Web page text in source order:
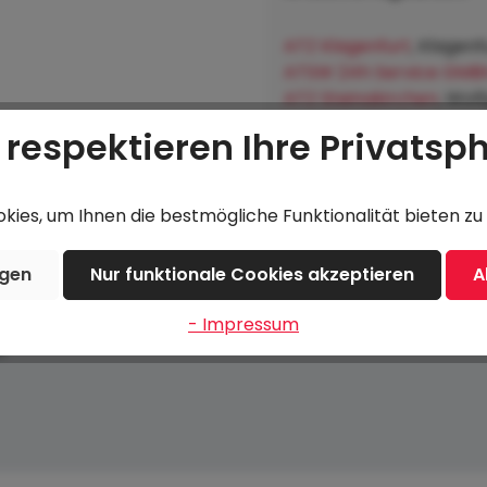
ATZ Klagenfurt ,
ATSW 24h Service GMBH
ATZ Steinakirchen,
Hofkirchen an der
Ihre
um Ihnen die bestmögliche Funktionalität bieten zu
Nur funktionale Cookies akzeptieren
- Impressum